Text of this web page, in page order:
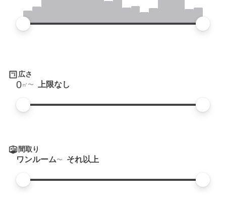
広さ
0㎡ 上限なし
間取り
ワンルーム それ以上